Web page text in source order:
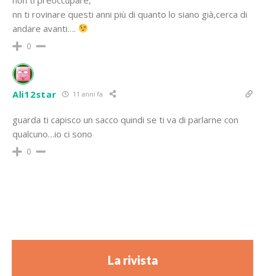
nn ti rovinare questi anni più di quanto lo siano già,cerca di
andare avanti….
0
Ali12star 11 anni fa
guarda ti capisco un sacco quindi se ti va di parlarne con
qualcuno…io ci sono
0
La rivista